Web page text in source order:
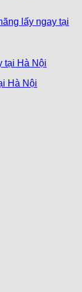
lấy ngay tại
Hà Nội